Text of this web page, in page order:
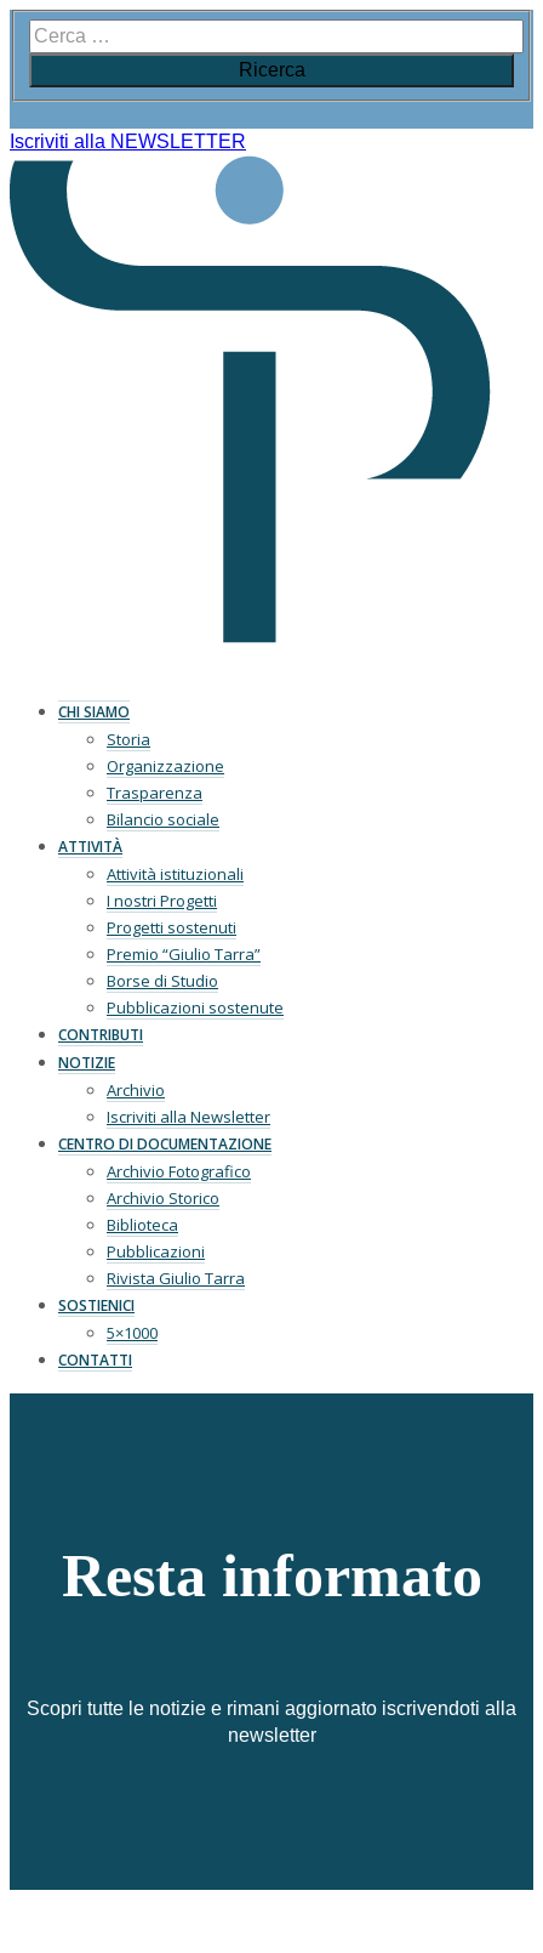
Iscriviti alla NEWSLETTER
CHI SIAMO
Storia
Organizzazione
Trasparenza
Bilancio sociale
ATTIVITÀ
Attività istituzionali
I nostri Progetti
Progetti sostenuti
Premio “Giulio Tarra”
Borse di Studio
Pubblicazioni sostenute
CONTRIBUTI
NOTIZIE
Archivio
Iscriviti alla Newsletter
CENTRO DI DOCUMENTAZIONE
Archivio Fotografico
Archivio Storico
Biblioteca
Pubblicazioni
Rivista Giulio Tarra
SOSTIENICI
5×1000
CONTATTI
Resta informato
Scopri tutte le notizie e rimani aggiornato iscrivendoti alla
newsletter